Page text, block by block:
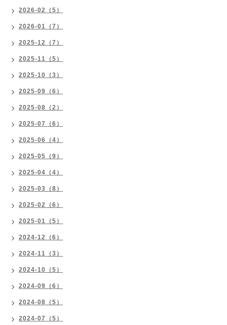
2026-02（5）
2026-01（7）
2025-12（7）
2025-11（5）
2025-10（3）
2025-09（6）
2025-08（2）
2025-07（6）
2025-06（4）
2025-05（9）
2025-04（4）
2025-03（8）
2025-02（6）
2025-01（5）
2024-12（6）
2024-11（3）
2024-10（5）
2024-09（6）
2024-08（5）
2024-07（5）